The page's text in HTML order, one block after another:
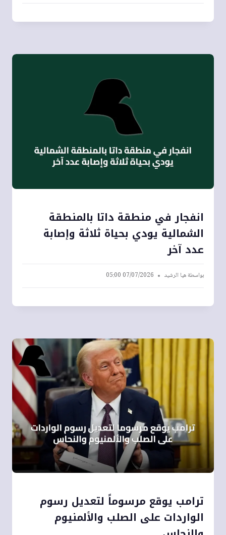
انفجار في منطقة داتا بالمنطقة
الشمالية يودي بحياة ثلاثة وإصابة
عدد آخر
بواسطةهيا الرشيد 07/07/2026 05:00
ترامب يوقع مرسوماً لتعديل رسوم
الواردات على الصلب والألمنيوم